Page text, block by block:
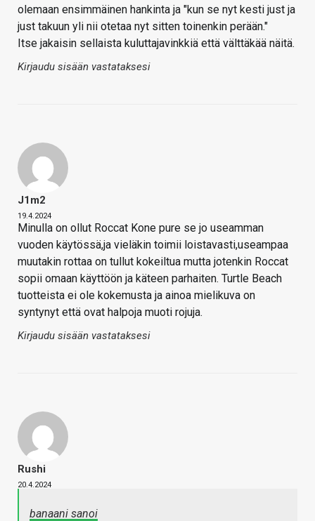
olemaan ensimmäinen hankinta ja "kun se nyt kesti just ja
just takuun yli nii otetaa nyt sitten toinenkin perään."
Itse jakaisin sellaista kuluttajavinkkiä että välttäkää näitä.
Kirjaudu sisään vastataksesi
J1m2
19.4.2024
Minulla on ollut Roccat Kone pure se jo useamman
vuoden käytössä,ja vieläkin toimii loistavasti,useampaa
muutakin rottaa on tullut kokeiltua mutta jotenkin Roccat
sopii omaan käyttöön ja käteen parhaiten. Turtle Beach
tuotteista ei ole kokemusta ja ainoa mielikuva on
syntynyt että ovat halpoja muoti rojuja.
Kirjaudu sisään vastataksesi
Rushi
20.4.2024
banaani sanoi